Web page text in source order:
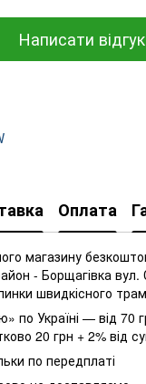
Написати відгук
Оплата
магазину
- Борщагівка вул.
швидкісного
по Україні — від 70
20 грн + 2% від
по передплаті